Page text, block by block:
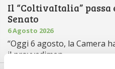
Il “ColtivaItalia” passa
Senato
6 Agosto 2026
“Oggi 6 agosto, la Camera
il provvedimen...